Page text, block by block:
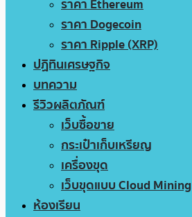
ราคา Ethereum
ราคา Dogecoin
ราคา Ripple (XRP)
ปฏิทินเศรษฐกิจ
บทความ
รีวิวผลิตภัณฑ์
เว็บซื้อขาย
กระเป๋าเก็บเหรียญ
เครื่องขุด
เว็บขุดแบบ Cloud Mining
ห้องเรียน